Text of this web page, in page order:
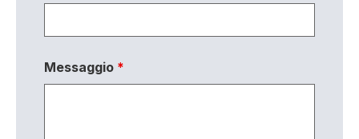
Messaggio *